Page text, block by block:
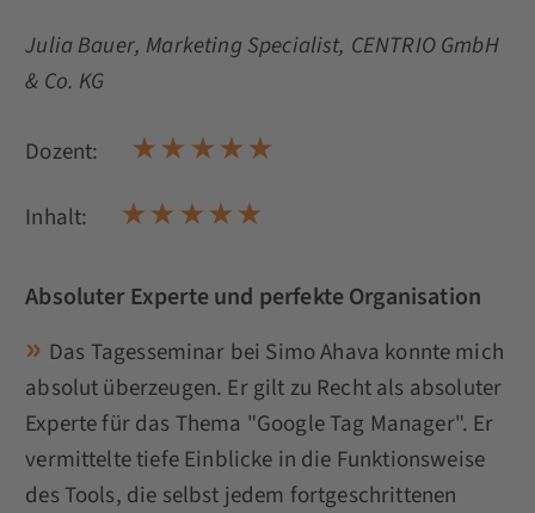
Julia Bauer, Marketing Specialist, CENTRIO GmbH
& Co. KG
Dozent:
Inhalt:
Absoluter Experte und perfekte Organisation
Das Tagesseminar bei Simo Ahava konnte mich
absolut überzeugen. Er gilt zu Recht als absoluter
Experte für das Thema "Google Tag Manager". Er
vermittelte tiefe Einblicke in die Funktionsweise
des Tools, die selbst jedem fortgeschrittenen